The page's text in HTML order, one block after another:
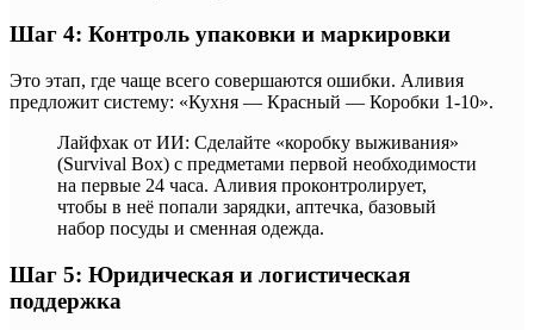
Шаг 4: Контроль упаковки и маркировки
Это этап, где чаще всего совершаются ошибки. Аливия
предложит систему: «Кухня — Красный — Коробки 1-10».
Лайфхак от ИИ: Сделайте «коробку выживания»
(Survival Box) с предметами первой необходимости
на первые 24 часа. Аливия проконтролирует,
чтобы в неё попали зарядки, аптечка, базовый
набор посуды и сменная одежда.
Шаг 5: Юридическая и логистическая
поддержка